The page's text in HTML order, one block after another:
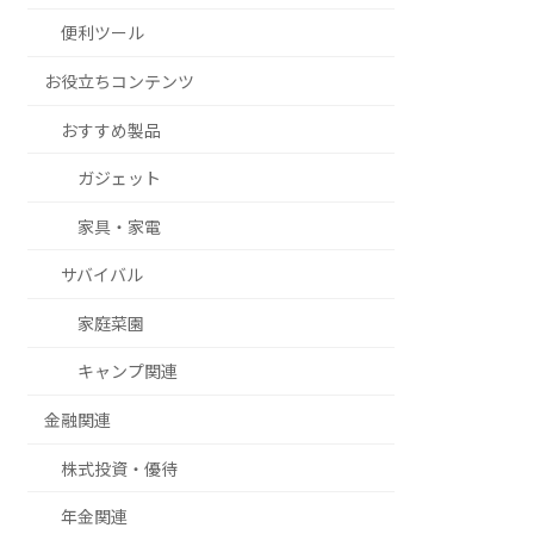
便利ツール
お役立ちコンテンツ
おすすめ製品
ガジェット
家具・家電
サバイバル
家庭菜園
キャンプ関連
金融関連
株式投資・優待
年金関連